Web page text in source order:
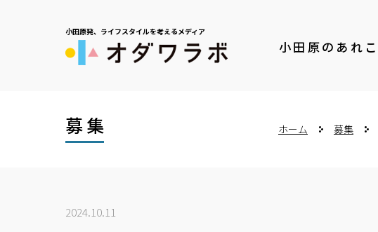
小田原発、ライフスタイルを考えるメディア
小田原のあれ
募集 ホーム 募集
2024.10.11